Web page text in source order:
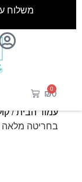
משלוח
₪0
0
עמוד הבית/
בחריטה מלאה